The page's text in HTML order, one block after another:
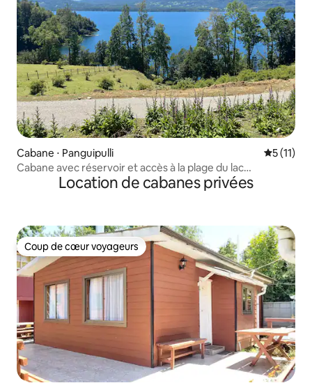
Cabane ⋅ Panguipulli
5 (11)
Cabane avec réservoir et accès à la plage du lac
CalafquenLocation de cabanes privées
Coup de cœur voyageurs
Coup de cœur voyageurs